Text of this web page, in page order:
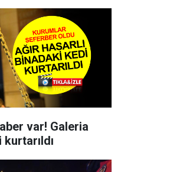
var! Galeria